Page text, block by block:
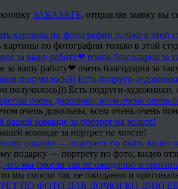
ЗАКАЗАТЬ, отправляя заявку вы
картины по фотографии только в этой
за вашу работу❤ очень благодарна за
получилось))) Есть подруги-художники,
очень довольны, всем очень очень
команде за портрет на холсте!
подарку — портрету по фото, видео
мы смогли так не ожиданно и